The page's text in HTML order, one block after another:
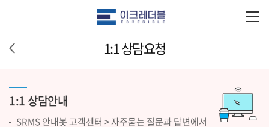
1:1 상담요청
1:1 상담안내
SRMS 안내봇 고객센터 > 자주묻는 질문과 답변에서